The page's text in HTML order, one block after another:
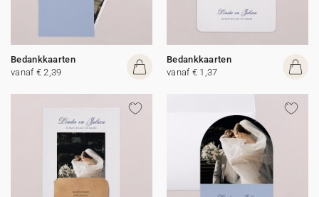
Bedankkaarten
vanaf € 2,39
Bedankkaarten
vanaf € 1,37